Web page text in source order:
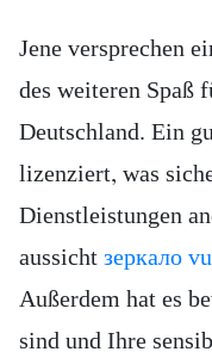
Jene versprechen
des weiteren Spaß
Deutschland. Ein
lizenziert, was
Dienstleistungen
aussicht зеркало
Außerdem hat es
sind und Ihre